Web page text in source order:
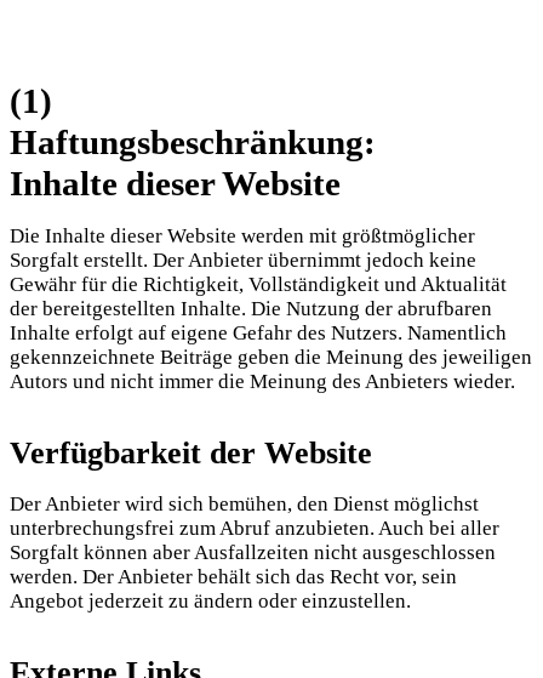
(1)
Haftungsbeschränkung:
Inhalte dieser Website
Die Inhalte dieser Website werden mit größtmöglicher
Sorgfalt erstellt. Der Anbieter übernimmt jedoch keine
Gewähr für die Richtigkeit, Vollständigkeit und Aktualität
der bereitgestellten Inhalte. Die Nutzung der abrufbaren
Inhalte erfolgt auf eigene Gefahr des Nutzers. Namentlich
gekennzeichnete Beiträge geben die Meinung des jeweiligen
Autors und nicht immer die Meinung des Anbieters wieder.
Verfügbarkeit der Website
Der Anbieter wird sich bemühen, den Dienst möglichst
unterbrechungsfrei zum Abruf anzubieten. Auch bei aller
Sorgfalt können aber Ausfallzeiten nicht ausgeschlossen
werden. Der Anbieter behält sich das Recht vor, sein
Angebot jederzeit zu ändern oder einzustellen.